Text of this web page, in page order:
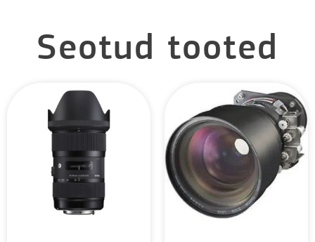
Seotud tooted